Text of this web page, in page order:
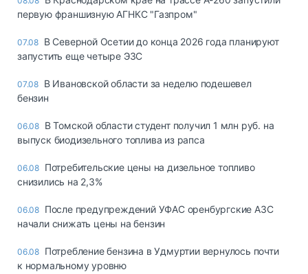
первую франшизную АГНКС "Газпром"
07.08 В Северной Осетии до конца 2026 года планируют
запустить еще четыре ЭЗС
07.08 В Ивановской области за неделю подешевел
бензин
06.08 В Томской области студент получил 1 млн руб. на
выпуск биодизельного топлива из рапса
06.08 Потребительские цены на дизельное топливо
снизились на 2,3%
06.08 После предупреждений УФАС оренбургские АЗС
начали снижать цены на бензин
06.08 Потребление бензина в Удмуртии вернулось почти
к нормальному уровню